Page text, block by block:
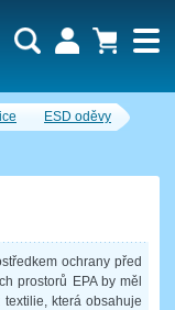
ESD oděvy
ochrany před
prostorů EPA by měl
textilie, která obsahuje
prázdný.
registrace